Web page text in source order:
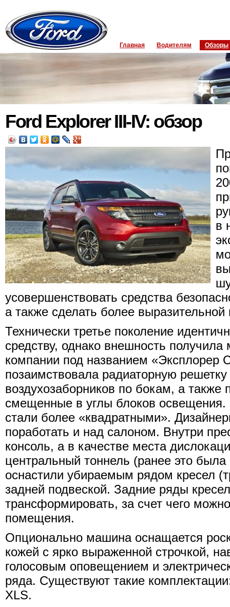
Главная Водителям Обзоры
Ford Explorer III-IV: обзор
в
усовершенствовать средства
а также сделать более
Технически третье поколение
средству, однако внешность получила
компании под названием «Эксплорер
позаимствовала радиаторную
воздухозаборников по бокам, а
смещенные в углы блоков
стали более «квадратными».
поработать и над салоном. Внутри
консоль, а в качестве места
центральный тоннель (ранее это
оснастили убираемым рядом кресел
задней подвеской. Задние ряды
трансформировать, за счет чего
помещения.
Опционально машина оснащается
кожей с ярко выраженной строчкой,
голосовым оповещением и
ряда. Существуют такие
XLS.